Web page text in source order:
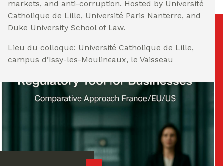
markets, and anti-corruption. Hosted by Université
Catholique de Lille, Université Paris Nanterre, and
Duke University School of Law.
Lieu du colloque: Université Catholique de Lille,
campus d’Issy-les-Moulineaux, le Vaisseau